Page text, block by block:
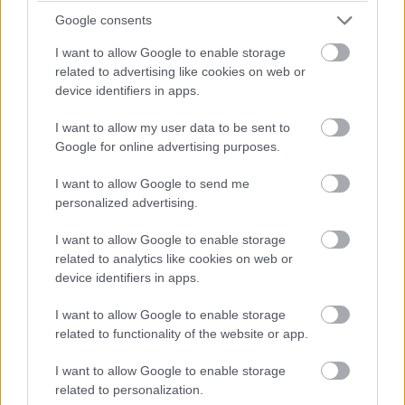
Google consents
I want to allow Google to enable storage
related to advertising like cookies on web or
device identifiers in apps.
I want to allow my user data to be sent to
Google for online advertising purposes.
I want to allow Google to send me
personalized advertising.
I want to allow Google to enable storage
related to analytics like cookies on web or
device identifiers in apps.
I want to allow Google to enable storage
related to functionality of the website or app.
I want to allow Google to enable storage
related to personalization.
visszavág hasonmásként akarja elnyerni a
Közel aStar Wars női hősei, a Forces of Destiny
sorozatának startjához, és túl a
, megint csak felmerül a kérdés, miszerint
mennyire lesz különleges film Az utolsó Jedik, hiszen
hasonlóanegy A Birodalom visszavág remake kerül majd
a mozikban.
a Huffington Postnak adott interjújában, hogy új
szabályokat fognak behozni a legújabb Star Wars